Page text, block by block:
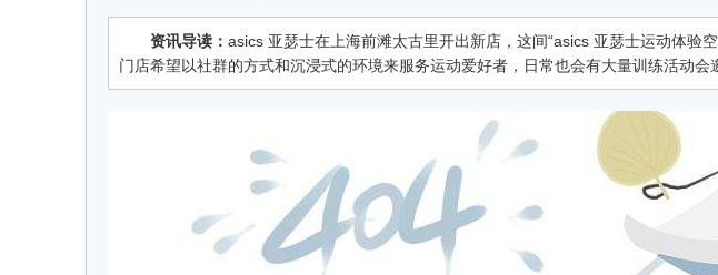
资讯导读： asics 亚瑟士在上海前滩太古里开出新店，这间“asics 亚瑟士运动体验
门店希望以社群的方式和沉浸式的环境来服务运动爱好者，日常也会有大量训练活动会